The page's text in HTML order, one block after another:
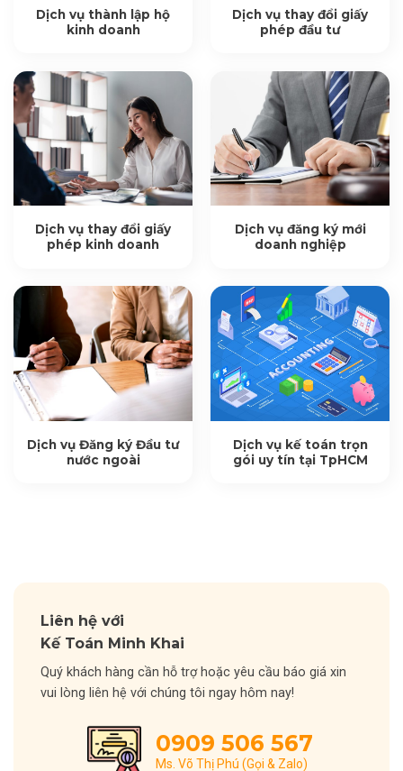
Dịch vụ thành lập hộ
kinh doanh
Dịch vụ thay đổi giấy
phép đầu tư
Dịch vụ thay đổi giấy
phép kinh doanh
Dịch vụ đăng ký mới
doanh nghiệp
Dịch vụ Đăng ký Đầu tư
nước ngoài
Dịch vụ kế toán trọn
gói uy tín tại TpHCM
Liên hệ với
Kế Toán Minh Khai
Quý khách hàng cần hỗ trợ hoặc yêu cầu báo giá xin
vui lòng liên hệ với chúng tôi ngay hôm nay!
0909 506 567
Ms. Võ Thị Phú (Gọi & Zalo)